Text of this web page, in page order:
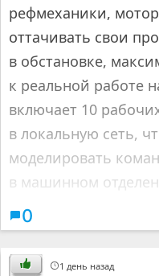
рефмеханики,
оттачивать свои
в обстановке,
к реальной работе
включает 10
в локальную сеть,
моделировать
в машинном
0
1 день назад